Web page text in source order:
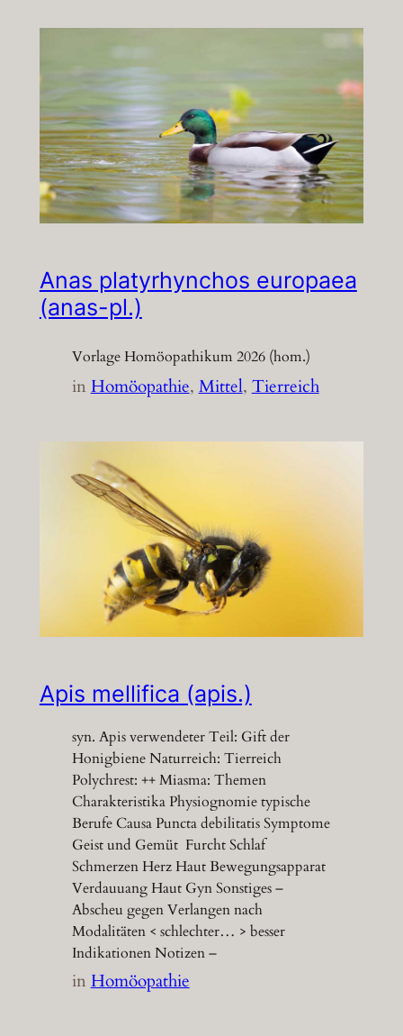
Anas platyrhynchos europaea
(anas-pl.)
Vorlage Homöopathikum 2026 (hom.)
inHomöopathie, Mittel, Tierreich
Apis mellifica (apis.)
syn. Apis verwendeter Teil: Gift der
Honigbiene Naturreich: Tierreich
Polychrest: ++ Miasma: Themen
Charakteristika Physiognomie typische
Berufe Causa Puncta debilitatis Symptome
Geist und Gemüt Furcht Schlaf
Schmerzen Herz Haut Bewegungsapparat
Verdauuang Haut Gyn Sonstiges –
Abscheu gegen Verlangen nach
Modalitäten < schlechter… > besser
Indikationen Notizen –
inHomöopathie